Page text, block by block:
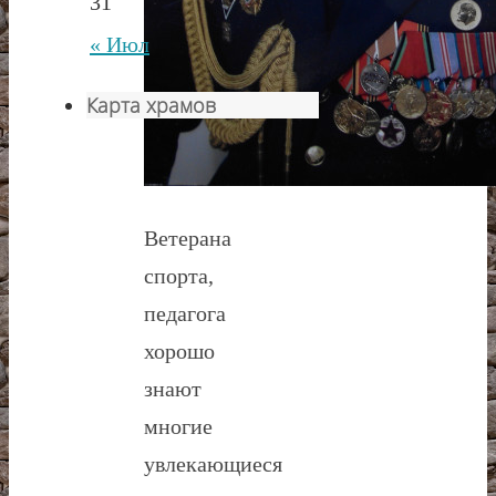
Ветерана
спорта,
педагога
хорошо
знают
многие
увлекающиеся
« Июл
Карта храмов